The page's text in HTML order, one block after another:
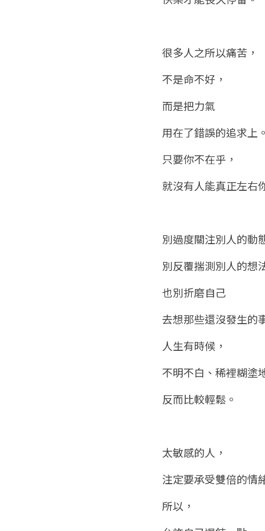
很多人之所以痛苦，
不是命不好，
而是把力氣
用在了錯誤的追求上。
只要你不在乎，
就沒有人能真正左右
別過度關注別人的動
別反覆揣測別人的想
也別折磨自己
去想那些還沒發生的
人生有時候，
不明不白、稀裡糊塗
反而比較輕鬆。
太敏感的人，
注定要承受雙倍的情
所以，